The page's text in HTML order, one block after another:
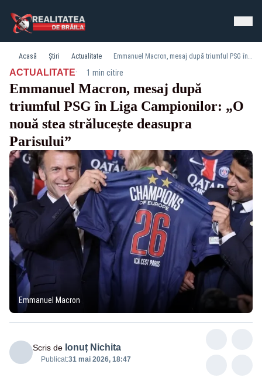
Acasă Știri Actualitate Emmanuel Macron, mesaj după triumful PSG în Liga Campionilor: „O nouă stea strălucește deasupra Parisului”
ACTUALITATE· 1 min citire
Emmanuel Macron, mesaj după
triumful PSG în Liga Campionilor: „O
nouă stea strălucește deasupra
Parisului”
Emmanuel Macron
Scris de Ionuț Nichita
Publicat:31 mai 2026, 18:47